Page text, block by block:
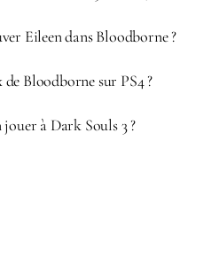
Eileen dans Bloodborne ?
Bloodborne sur PS4 ?
à Dark Souls 3 ?